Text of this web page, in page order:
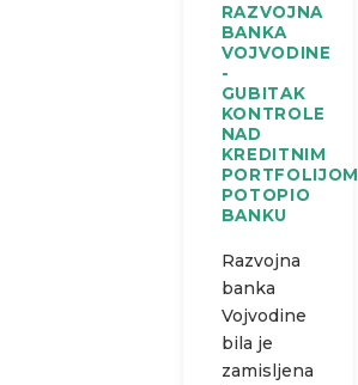
RAZVOJNA
BANKA
VOJVODINE
-
GUBITAK
KONTROLE
NAD
KREDITNIM
PORTFOLIJOM
POTOPIO
BANKU
Razvojna
banka
Vojvodine
bila je
zamisljena